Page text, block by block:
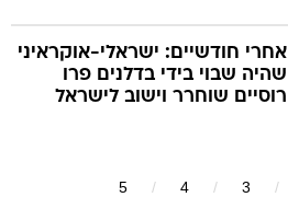
אחרי חודשיים: ישראלי-אוקראיני
שהיה שבוי בידי בדלנים פרו
רוסיים שוחרר וישוב לישראל
3
4
5